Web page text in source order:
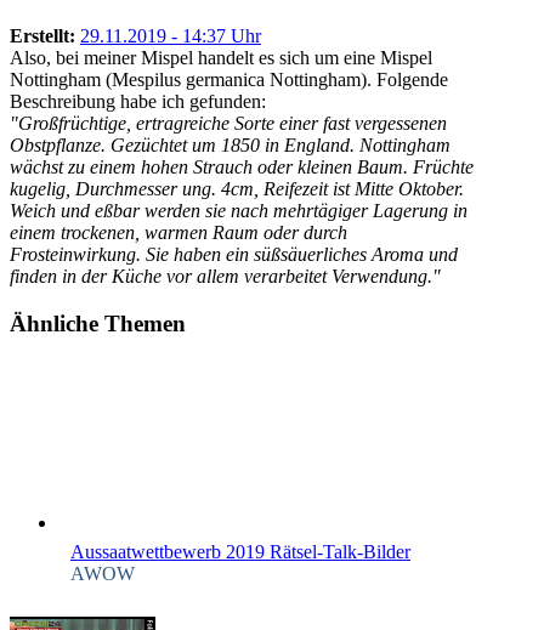
Erstellt: 29.11.2019 - 14:37 Uhr
Also, bei meiner Mispel handelt es sich um eine Mispel
Nottingham (Mespilus germanica Nottingham). Folgende
Beschreibung habe ich gefunden:
"Großfrüchtige, ertragreiche Sorte einer fast vergessenen
Obstpflanze. Gezüchtet um 1850 in England. Nottingham
wächst zu einem hohen Strauch oder kleinen Baum. Früchte
kugelig, Durchmesser ung. 4cm, Reifezeit ist Mitte Oktober.
Weich und eßbar werden sie nach mehrtägiger Lagerung in
einem trockenen, warmen Raum oder durch
Frosteinwirkung. Sie haben ein süßsäuerliches Aroma und
finden in der Küche vor allem verarbeitet Verwendung."
Ähnliche Themen
Aussaatwettbewerb 2019 Rätsel-Talk-Bilder
AWOW